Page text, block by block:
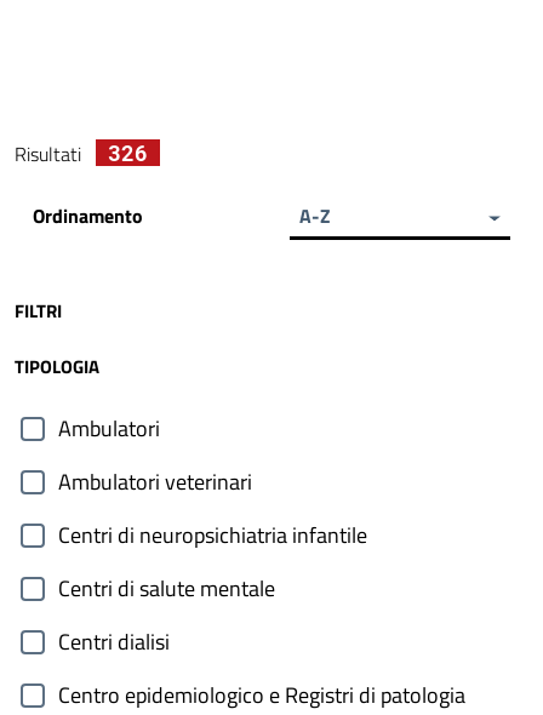
Risultati 326
Ordinamento A-Z
FILTRI
TIPOLOGIA
Ambulatori
Ambulatori veterinari
Centri di neuropsichiatria infantile
Centri di salute mentale
Centri dialisi
Centro epidemiologico e Registri di patologia